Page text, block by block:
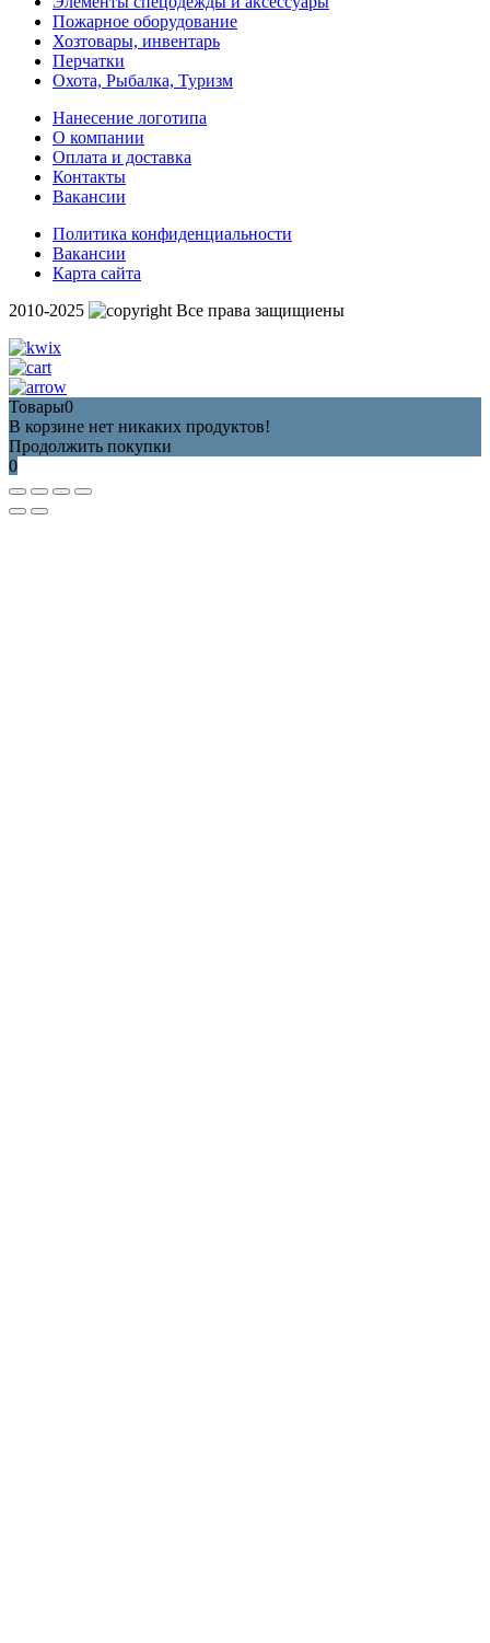
Пожарное оборудование
Хозтовары, инвентарь
Перчатки
Охота, Рыбалка, Туризм
Нанесение логотипа
О компании
Оплата и доставка
Контакты
Вакансии
Политика конфиденциальности
Вакансии
Карта сайта
2010-2025
Все права защищиены
Товары0
В корзине нет никаких продуктов!
Продолжить покупки
0